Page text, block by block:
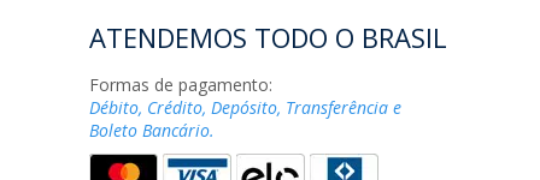
ATENDEMOS TODO O BRASIL
Formas de pagamento:
Débito, Crédito, Depósito, Transferência e
Boleto Bancário.